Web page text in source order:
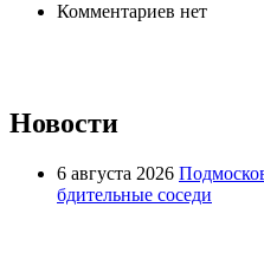
Комментариев нет
Новости
6 августа 2026
бдительные соседи